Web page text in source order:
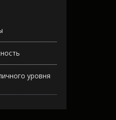
уровня